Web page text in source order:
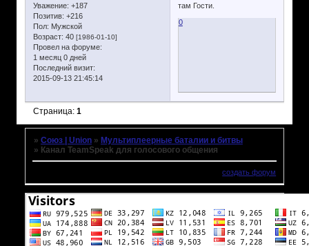
Уважение: +187
Позитив: +216
Пол: Мужской
Возраст: 40 [1986-01-10]
Провел на форуме:
1 месяц 0 дней
Последний визит:
2015-09-13 21:45:14
там Гости.
0
Страница: 1
» Союз | Union » Мультиплеерные баталии и битвы
» Канал TeamSpeak для голосового общения
создать форум